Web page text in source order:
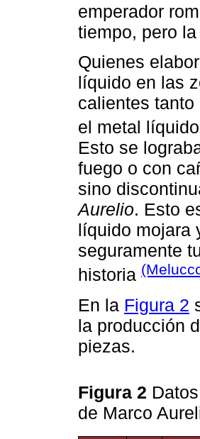
emperador
tiempo, pero
Quienes
líquido en las
calientes
el metal
Esto se
fuego o con
sino
Aurelio. Esto
líquido mojara
seguramente
historia
En la Figura 2
la producción
piezas.
Figura 2
de Marco